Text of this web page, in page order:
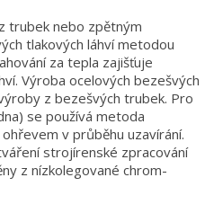
trubek nebo zpětným
tlakových láhví metodou
za tepla zajišťuje
Výroba ocelových bezešvých
z bezešvých trubek. Pro
se používá metoda
v průběhu uzavírání.
strojírenské zpracování
z nízkolegované chrom-